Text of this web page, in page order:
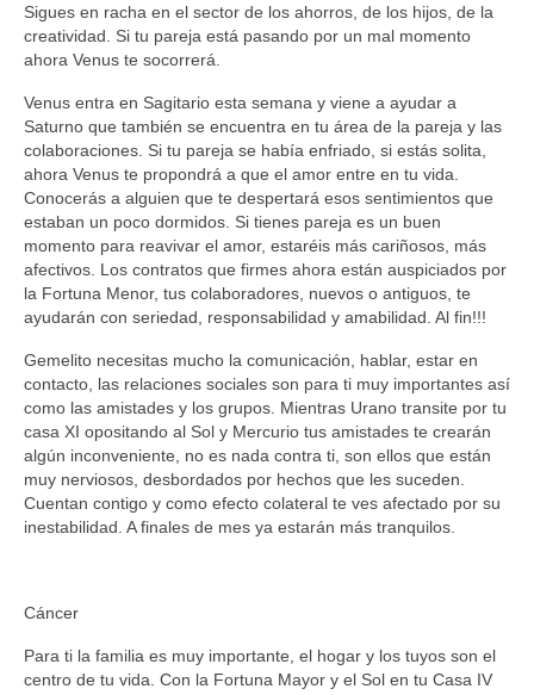
Sigues en racha en el sector de los ahorros, de los hijos, de la
creatividad. Si tu pareja está pasando por un mal momento
ahora Venus te socorrerá.
Venus entra en Sagitario esta semana y viene a ayudar a
Saturno que también se encuentra en tu área de la pareja y las
colaboraciones. Si tu pareja se había enfriado, si estás solita,
ahora Venus te propondrá a que el amor entre en tu vida.
Conocerás a alguien que te despertará esos sentimientos que
estaban un poco dormidos. Si tienes pareja es un buen
momento para reavivar el amor, estaréis más cariñosos, más
afectivos. Los contratos que firmes ahora están auspiciados por
la Fortuna Menor, tus colaboradores, nuevos o antiguos, te
ayudarán con seriedad, responsabilidad y amabilidad. Al fin!!!
Gemelito necesitas mucho la comunicación, hablar, estar en
contacto, las relaciones sociales son para ti muy importantes así
como las amistades y los grupos. Mientras Urano transite por tu
casa XI opositando al Sol y Mercurio tus amistades te crearán
algún inconveniente, no es nada contra ti, son ellos que están
muy nerviosos, desbordados por hechos que les suceden.
Cuentan contigo y como efecto colateral te ves afectado por su
inestabilidad. A finales de mes ya estarán más tranquilos.
Cáncer
Para ti la familia es muy importante, el hogar y los tuyos son el
centro de tu vida. Con la Fortuna Mayor y el Sol en tu Casa IV